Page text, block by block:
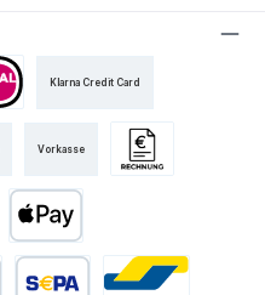
Klarna Credit Card
Vorkasse